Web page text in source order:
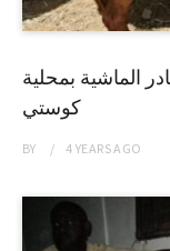
الماشية بمحلية
كوستي
BY 4 YEARSAGO